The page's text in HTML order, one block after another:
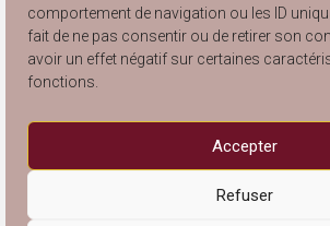
comportement de navigation ou les ID
fait de ne pas consentir ou de retirer son
avoir un effet négatif sur certaines
fonctions.
Accepter
Refuser
Engagé à Lyon… et à Villeurbanne !
Catalogue Articles de Rangement 2025
Catalogue Arts de la Table 2025
Catalogue Articles de Décoration 2025